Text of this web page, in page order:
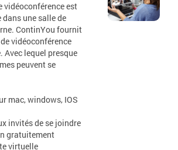
vidéoconférence est
une salle de
ContinYou fournit
vidéoconférence
Avec lequel presque
peuvent se
mac, windows, IOS
invités de se joindre
gratuitement
virtuelle